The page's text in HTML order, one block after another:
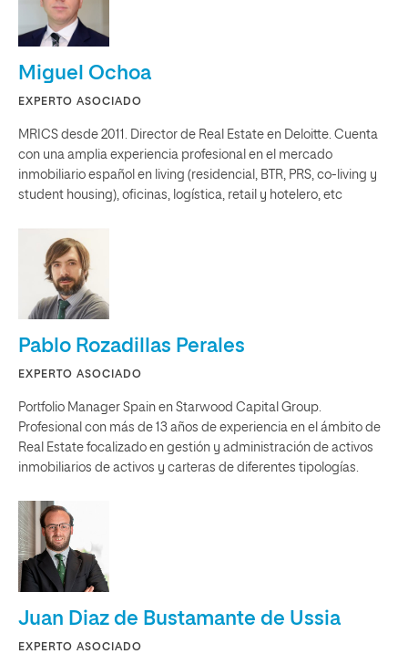
Miguel Ochoa
EXPERTO ASOCIADO
MRICS desde 2011. Director de Real Estate en Deloitte. Cuenta
con una amplia experiencia profesional en el mercado
inmobiliario español en living (residencial, BTR, PRS, co-living y
student housing), oficinas, logística, retail y hotelero, etc
Pablo Rozadillas Perales
EXPERTO ASOCIADO
Portfolio Manager Spain en Starwood Capital Group.
Profesional con más de 13 años de experiencia en el ámbito de
Real Estate focalizado en gestión y administración de activos
inmobiliarios de activos y carteras de diferentes tipologías.
Juan Diaz de Bustamante de Ussia
EXPERTO ASOCIADO